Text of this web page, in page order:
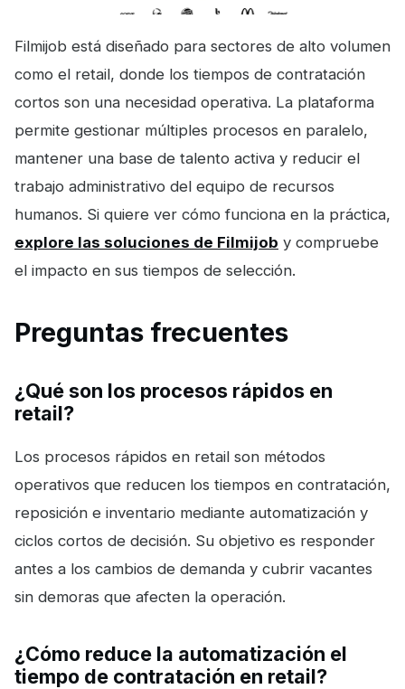
Filmijob está diseñado para sectores de alto volumen
como el retail, donde los tiempos de contratación
cortos son una necesidad operativa. La plataforma
permite gestionar múltiples procesos en paralelo,
mantener una base de talento activa y reducir el
trabajo administrativo del equipo de recursos
humanos. Si quiere ver cómo funciona en la práctica,
explore las soluciones de Filmijob y compruebe
el impacto en sus tiempos de selección.
Preguntas frecuentes
¿Qué son los procesos rápidos en
retail?
Los procesos rápidos en retail son métodos
operativos que reducen los tiempos en contratación,
reposición e inventario mediante automatización y
ciclos cortos de decisión. Su objetivo es responder
antes a los cambios de demanda y cubrir vacantes
sin demoras que afecten la operación.
¿Cómo reduce la automatización el
tiempo de contratación en retail?